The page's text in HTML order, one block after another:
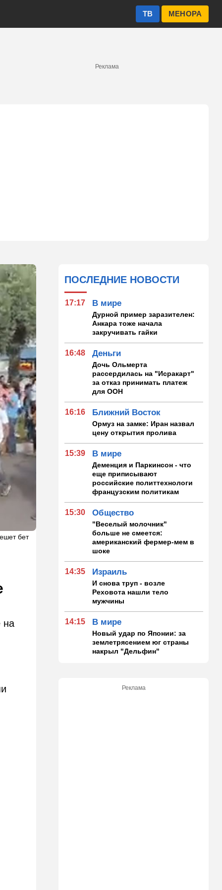
МЕНОРА
ТВ
Реклама
бет
на
ПОСЛЕДНИЕ НОВОСТИ
17:17 В мире
Дурной пример заразителен:
Анкара тоже начала
закручивать гайки
16:48 Деньги
Дочь Ольмерта
рассердилась на "Исракарт"
за отказ принимать платеж
для ООН
16:16 Ближний Восток
Ормуз на замке: Иран назвал
цену открытия пролива
15:39 В мире
Деменция и Паркинсон - что
еще приписывают
российские политтехнологи
французским политикам
15:30 Общество
"Веселый молочник"
больше не смеется:
американский фермер-мем в
шоке
14:35 Израиль
И снова труп - возле
Реховота нашли тело
мужчины
14:15 В мире
Новый удар по Японии: за
землетрясением юг страны
накрыл "Дельфин"
хорошей компании…
Реклама